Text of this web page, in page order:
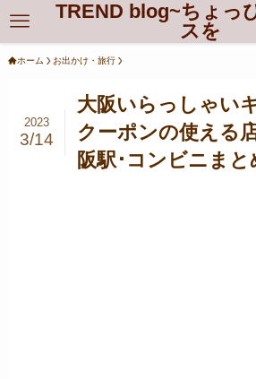
TREND blog~ちょっ
スを
ホーム お出かけ・旅行
大阪いらっしゃい
クーポンの使える
阪駅･コンビニまと
2023
3/14